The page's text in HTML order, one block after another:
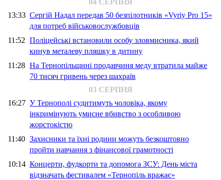
04 СЕРПНЯ
13:33 Сергій Надал передав 50 безпілотників «Vyriy Pro 15»
для потреб військовослужбовців
11:52 Поліцейські встановили особу зловмисника, який
кинув металеву пляшку в дитину
11:28 На Тернопільщині продавчиня меду втратила майже
70 тисяч гривень через шахраїв
03 СЕРПНЯ
16:27 У Тернополі судитимуть чоловіка, якому
інкримінують умисне вбивство з особливою
жорстокістю
11:40 Захисники та їхні родини можуть безкоштовно
пройти навчання з фінансової грамотності
10:14 Концерти, фудкорти та допомога ЗСУ: День міста
відзначать фестивалем «Тернопіль вражає»